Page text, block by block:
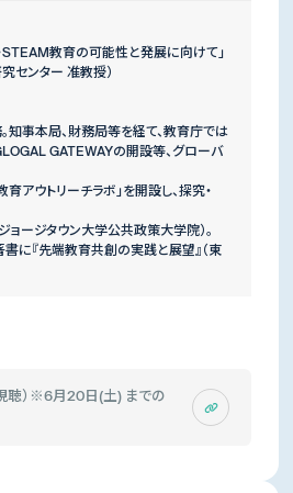
STEAM教育の可能性と発展に向けて」
センター 准教授）
知事本局、財務局等を経て、教育庁では
GATEWAYの開設等、グローバ
アウトリーチラボ」を開設し、探究・
ョージタウン大学公共政策大学院）。
書に『先端教育共創の実践と展望』（東
聴）※6月20日(土) までの